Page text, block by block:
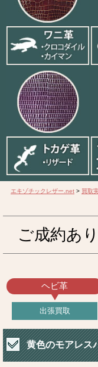
エキゾチックレザー.net > 買取
ご成約あ
ヘビ革
出張買取
黄色のモアレス